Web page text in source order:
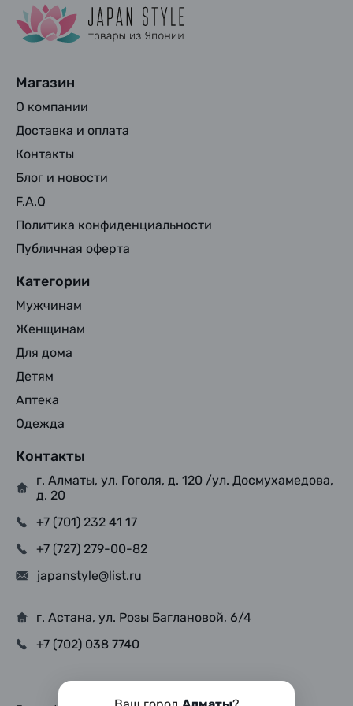
Магазин
О компании
Доставка и оплата
Контакты
Блог и новости
F.A.Q
Политика конфиденциальности
Публичная оферта
Категории
Мужчинам
Женщинам
Для дома
Детям
Аптека
Одежда
Контакты
г. Алматы, ул. Гоголя, д. 120 /ул. Досмухамедова,
д. 20
+7 (701) 232 41 17
+7 (727) 279-00-82
japanstyle@list.ru
г. Астана, ул. Розы Баглановой, 6/4
+7 (702) 038 7740